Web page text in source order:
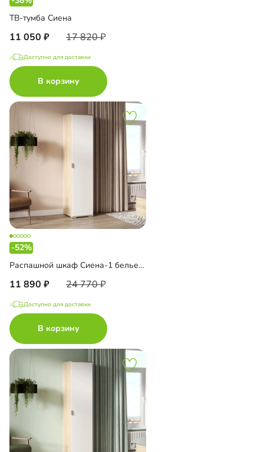
ТВ-тумба Сиена
11 050 17 820
Доступно для доставки
В корзину
-52%
Распашной шкаф Сиена-1 бельевой
11 890 24 770
Доступно для доставки
В корзину